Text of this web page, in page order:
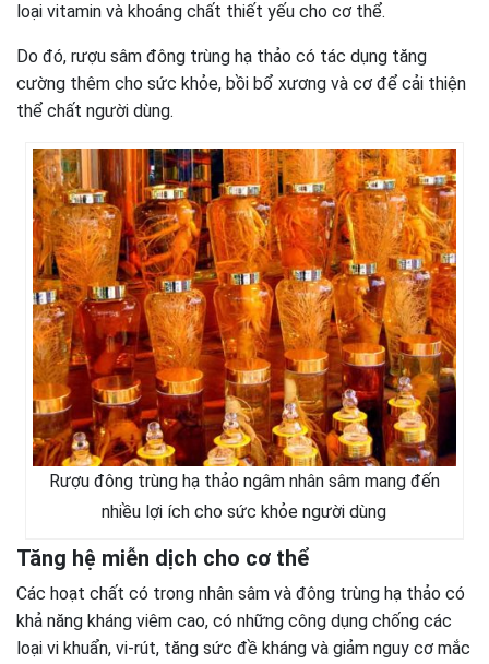
loại vitamin và khoáng chất thiết yếu cho cơ thể.
Do đó, rượu sâm đông trùng hạ thảo có tác dụng tăng
cường thêm cho sức khỏe, bồi bổ xương và cơ để cải thiện
thể chất người dùng.
Rượu đông trùng hạ thảo ngâm nhân sâm mang đến
nhiều lợi ích cho sức khỏe người dùng
Tăng hệ miễn dịch cho cơ thể
Các hoạt chất có trong nhân sâm và đông trùng hạ thảo có
khả năng kháng viêm cao, có những công dụng chống các
loại vi khuẩn, vi-rút, tăng sức đề kháng và giảm nguy cơ mắc